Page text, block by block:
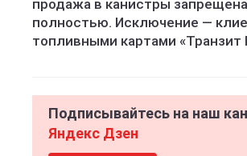
продажа в канистры запрещена
полностью. Исключение —
топливными картами «Транзит
Подписывайтесь на наш
Яндекс Дзен